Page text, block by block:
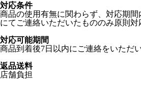
対応条件
商品の使用有無に関わらず、対応期
にてご連絡いただいたもののみ原則対
対応可能期間
商品到着後7日以内にご連絡をいただ
返品送料
店舗負担